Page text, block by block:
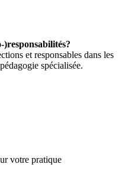
)responsabilités?
et responsables dans les
spécialisée.
votre pratique